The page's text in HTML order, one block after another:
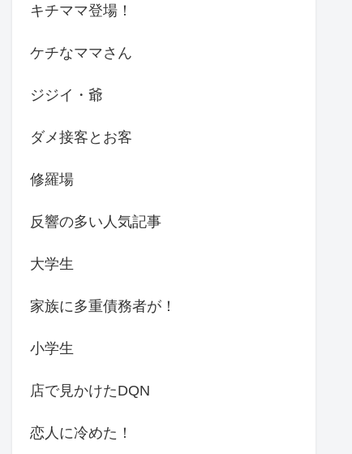
キチママ登場！
ケチなママさん
ジジイ・爺
ダメ接客とお客
修羅場
反響の多い人気記事
大学生
家族に多重債務者が！
小学生
店で見かけたDQN
恋人に冷めた！